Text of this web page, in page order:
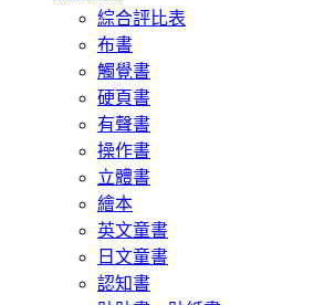
綜合評比表
布書
觸覺書
硬頁書
有聲書
操作書
立體書
繪本
英文童書
日文童書
認知書